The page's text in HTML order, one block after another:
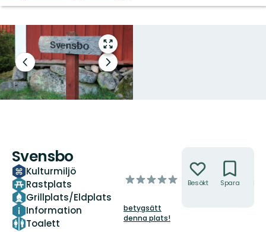
Gå
till
helskärmsläge
Föregående
bild
Nästa
bildspel
Svensbo
Kulturmiljö
Rastplats
Grillplats/Eldplats
Information
Toalett
av
stjärnor
betygsätt
denna plats!
Besökt Spara